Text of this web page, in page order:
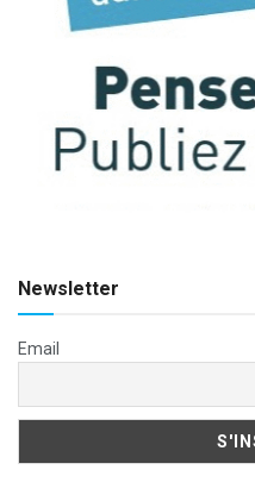
Newsletter
Email